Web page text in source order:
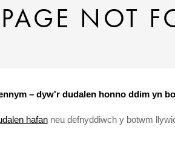
PAGE NOT
– dyw'r dudalen honno ddim yn
hafanneu defnyddiwch y botwm